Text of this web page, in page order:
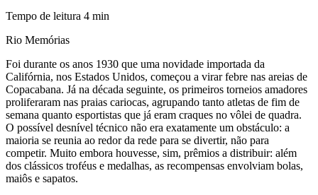
Tempo de leitura 4 min
Rio Memórias
Foi durante os anos 1930 que uma novidade importada da
Califórnia, nos Estados Unidos, começou a virar febre nas areias de
Copacabana. Já na década seguinte, os primeiros torneios amadores
proliferaram nas praias cariocas, agrupando tanto atletas de fim de
semana quanto esportistas que já eram craques no vôlei de quadra.
O possível desnível técnico não era exatamente um obstáculo: a
maioria se reunia ao redor da rede para se divertir, não para
competir. Muito embora houvesse, sim, prêmios a distribuir: além
dos clássicos troféus e medalhas, as recompensas envolviam bolas,
maiôs e sapatos.